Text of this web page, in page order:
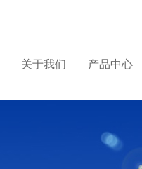
关于我们 产品中心